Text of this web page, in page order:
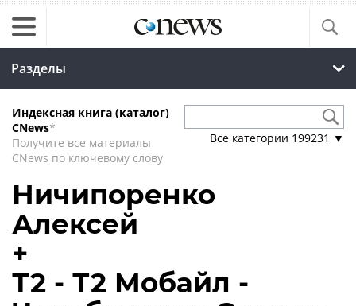
Разделы
Индексная книга (каталог)
CNews*
Получите все материалы
CNews по ключевому слову
Все категории 199231 ▼
Ничипоренко
Алексей
+
Т2 - Т2 Мобайл -